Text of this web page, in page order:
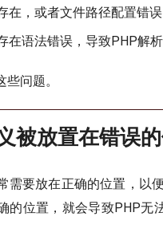
在，或者文件路径配置错
在语法错误，导致PHP解析
问题。
被放置在错误
需要放在正确的位置，以
的位置，就会导致PHP无